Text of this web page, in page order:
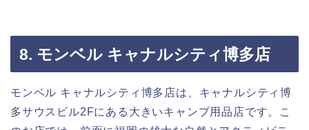
8. モンベル キャナルシティ博多店
モンベル キャナルシティ博多店は、キャナルシティ博
多サウスビル2Fにある大きいキャンプ用品店です。こ